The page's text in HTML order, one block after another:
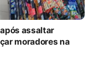
assaltar
moradores na